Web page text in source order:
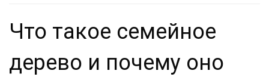
Что такое семейное
дерево и почему оно